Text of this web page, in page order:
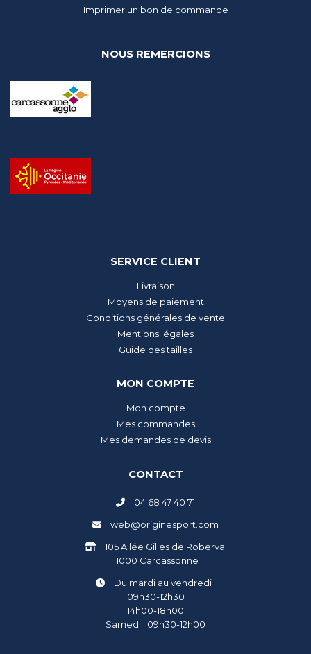
Imprimer un bon de commande
NOUS REMERCIONS
SERVICE CLIENT
Livraison
Moyens de paiement
Conditions générales de vente
Mentions légales
Guide des tailles
MON COMPTE
Mon compte
Mes commandes
Mes demandes de devis
CONTACT
04 68 47 40 71
web@originesport.com
105 Allée Gilles de Roberval
11000 Carcassonne
Du mardi au vendredi :
09h30-12h30
14h00-18h00
Samedi : 09h30-12h00